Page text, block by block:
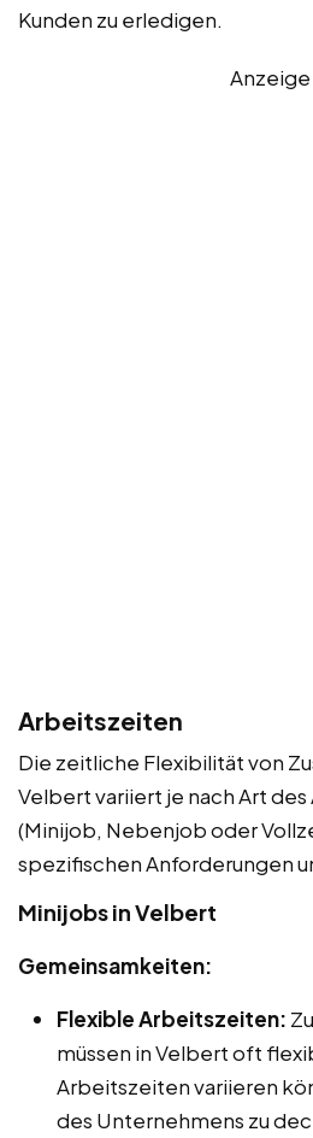
Kunden zu erledigen.
Anzeige
Arbeitszeiten
Die zeitliche Flexibilität von
Velbert variiert je nach Art
(Minijob, Nebenjob oder
spezifischen Anforderungen
Minijobs in Velbert
Gemeinsamkeiten:
Flexible Arbeitszeiten:
müssen in Velbert oft
Arbeitszeiten variieren
des Unternehmens zu